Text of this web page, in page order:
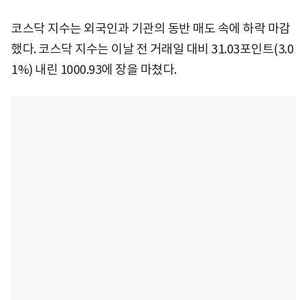
코스닥 지수는 외국인과 기관의 동반 매도 속에 하락 마감
했다. 코스닥 지수는 이날 전 거래일 대비 31.03포인트(3.0
1%) 내린 1000.93에 장을 마쳤다.